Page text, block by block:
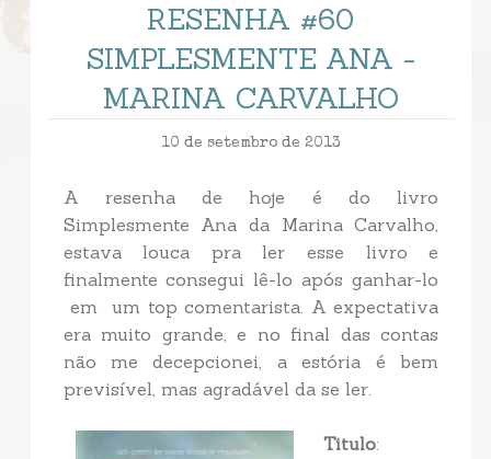
RESENHA #60
SIMPLESMENTE ANA -
MARINA CARVALHO
10 de setembro de 2013
A resenha de hoje é do livro
Simplesmente Ana da Marina Carvalho,
estava louca pra ler esse livro e
finalmente consegui lê-lo após ganhar-lo
em um top comentarista. A expectativa
era muito grande, e no final das contas
não me decepcionei, a estória é bem
previsível, mas agradável da se ler.
Titulo: